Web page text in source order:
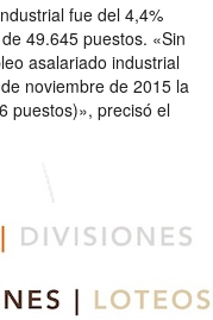
fue del 4,4%
49.645 puestos. «Sin
asalariado industrial
noviembre de 2015 la
puestos)», precisó el